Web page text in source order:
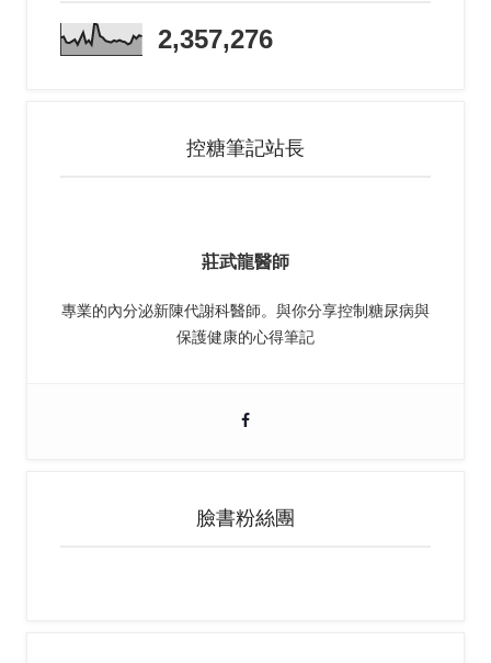
2,357,276
控糖筆記站長
莊武龍醫師
專業的內分泌新陳代謝科醫師。與你分享控制糖尿病與
保護健康的心得筆記
臉書粉絲團